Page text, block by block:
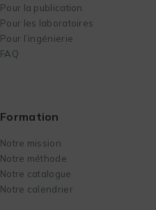
Pour la publication
Pour les laboratoires
Pour l’ingénierie
FAQ
Formation
Notre mission
Notre méthode
Notre catalogue
Notre calendrier